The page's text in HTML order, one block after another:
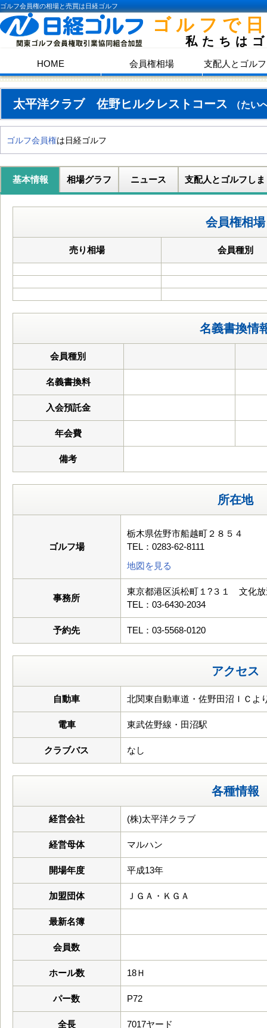
ゴルフ会員権の相場と売買は日経ゴルフ
ゴルフで
私たちは
HOME 会員権相場 支配人とゴル
太平洋クラブ 佐野ヒルクレストコース （た
ゴルフ会員権は日経ゴルフ
基本情報 相場グラフ ニュース 支配人とゴルフしま
会員権相場
売り相場 会員種別
名義書換情
会員種別
名義書換料
入会預託金
年会費
備考
所在地
ゴルフ場
栃木県佐野市船越町２８５４
TEL：0283-62-8111
地図を見る
事務所
東京都港区浜松町１?３１ 文化
TEL：03-6430-2034
予約先 TEL：03-5568-0120
アクセス
自動車 北関東自動車道・佐野田沼ＩＣよ
電車 東武佐野線・田沼駅
クラブバス なし
各種情報
経営会社 (株)太平洋クラブ
経営母体 マルハン
開場年度 平成13年
加盟団体 ＪＧＡ・ＫＧＡ
最新名簿
会員数
ホール数 18Ｈ
パー数 P72
全長 7017ヤード